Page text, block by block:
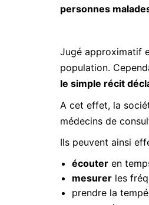
personnes
Jugé approximatif
population.
le simple récit
A cet effet, la
médecins de
Ils peuvent ainsi
écouter en
mesurer les
prendre la